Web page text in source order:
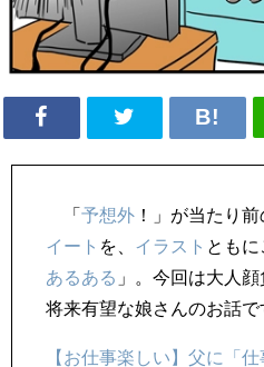
「 予想外 ！」が当たり
イート を、 イラスト とも
あるある 」。今回は大人
将来有望な娘さんのお話で
【お仕事楽しい】父に「